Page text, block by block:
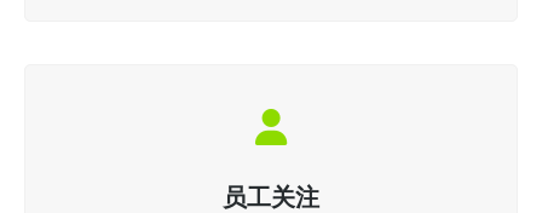
员工关注